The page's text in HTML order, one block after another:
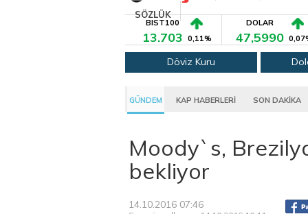
SÖZLÜK
BIST100
13.703 0,11%
DOLAR
47,5990
Döviz Kuru
GÜNDEM KAP HABERLERİ SON DAKİKA
Moody`s,
bekliyor
14.10.2016 07:46